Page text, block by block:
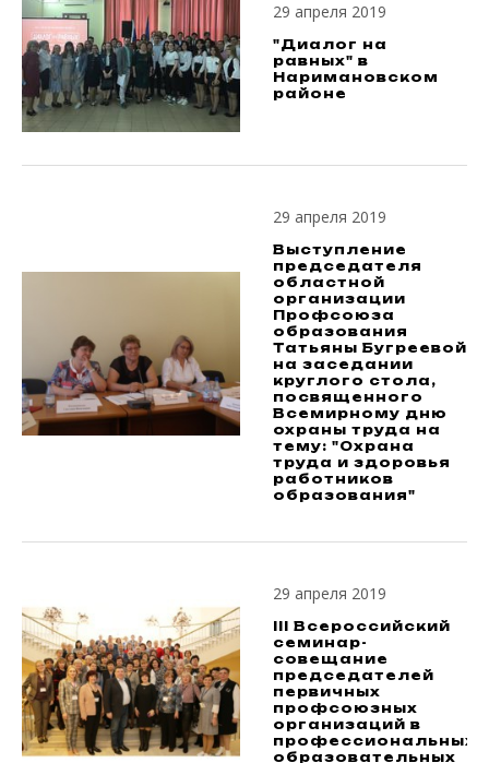
29 апреля 2019
"Диалог на
равных" в
Наримановском
районе
29 апреля 2019
Выступление
председателя
областной
организации
Профсоюза
образования
Татьяны Бугреевой
на заседании
круглого стола,
посвященного
Всемирному дню
охраны труда на
тему: "Охрана
труда и здоровья
работников
образования"
29 апреля 2019
III Всероссийский
семинар-
совещание
председателей
первичных
профсоюзных
организаций в
профессиональных
образовательных